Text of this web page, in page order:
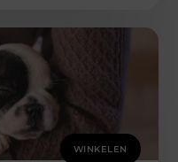
WINKELEN